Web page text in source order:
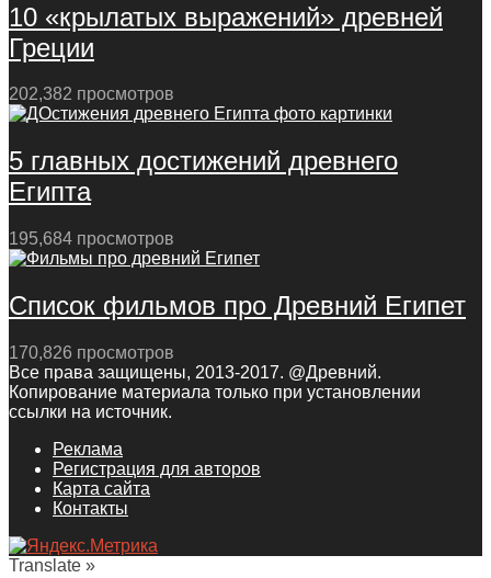
10 «крылатых выражений» древней
Греции
202,382 просмотров
5 главных достижений древнего
Египта
195,684 просмотров
Список фильмов про Древний Египет
170,826 просмотров
Все права защищены, 2013-2017. @Древний.
Копирование материала только при установлении
ссылки на источник.
Реклама
Регистрация для авторов
Карта сайта
Контакты
Translate »